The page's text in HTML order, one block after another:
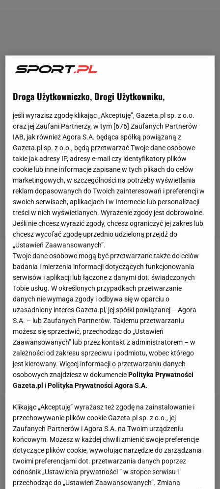
Szef sztabu medycznegoBayernusam poprosił
władze klubu o rozwiązanie umowy. Braun wydał
oświadczenie, w którym podał oficjalne powody
takiej decyzji. - To był niesamowicie intensywny,
interesujący i piękny czas. W przyszłości chciałbym
bardziej skupić się na prywatnej praktyce, a także
poświęcić więcej czasu rodzinie. W ciągu ostatnich
kilku lat miałem go dla bliskich zbyt mało - napisał
lekarz.
Droga Użytkowniczko, Drogi Użytkowniku,
jeśli wyrazisz zgodę klikając „Akceptuję”, Gazeta.pl sp. z o.o.
oraz jej Zaufani Partnerzy, w tym [676] Zaufanych Partnerów
IAB, jak również Agora S.A. będąca spółką powiązaną z
Gazeta.pl sp. z o.o., będą przetwarzać Twoje dane osobowe
takie jak adresy IP, adresy e-mail czy identyfikatory plików
cookie lub inne informacje zapisane w tych plikach do celów
marketingowych, w szczególności na potrzeby wyświetlania
reklam dopasowanych do Twoich zainteresowań i preferencji w
swoich serwisach, aplikacjach i w Internecie lub personalizacji
treści w nich wyświetlanych. Wyrażenie zgody jest dobrowolne.
Jeśli nie chcesz wyrazić zgody, chcesz ograniczyć jej zakres lub
chcesz wycofać zgodę uprzednio udzieloną przejdź do
„Ustawień Zaawansowanych”.
Twoje dane osobowe mogą być przetwarzane także do celów
badania i mierzenia informacji dotyczących funkcjonowania
serwisów i aplikacji lub łączone z danymi dot. świadczonych
Tobie usług. W określonych przypadkach przetwarzanie
danych nie wymaga zgody i odbywa się w oparciu o
uzasadniony interes Gazeta.pl, jej spółki powiązanej – Agora
S.A. – lub Zaufanych Partnerów. Takiemu przetwarzaniu
możesz się sprzeciwić, przechodząc do „Ustawień
Zaawansowanych” lub przez kontakt z administratorem – w
zależności od zakresu sprzeciwu i podmiotu, wobec którego
jest kierowany. Więcej informacji o przetwarzaniu danych
osobowych znajdziesz w dokumenciePolityka Prywatności
Gazeta.pl iPolityka Prywatności Agora S.A.
Klikając „Akceptuję” wyrażasz też zgodę na zainstalowanie i
przechowywanie plików cookie Gazeta.pl sp. z o.o., jej
Zaufanych Partnerów i Agora S.A. na Twoim urządzeniu
końcowym. Możesz w każdej chwili zmienić swoje preferencje
dotyczące plików cookie, wywołując narzędzie do zarządzania
twoimi preferencjami dot. przetwarzania danych poprzez
odnośnik „Ustawienia prywatności ” w stopce serwisu i
przechodząc do „Ustawień Zaawansowanych”. Zmiana